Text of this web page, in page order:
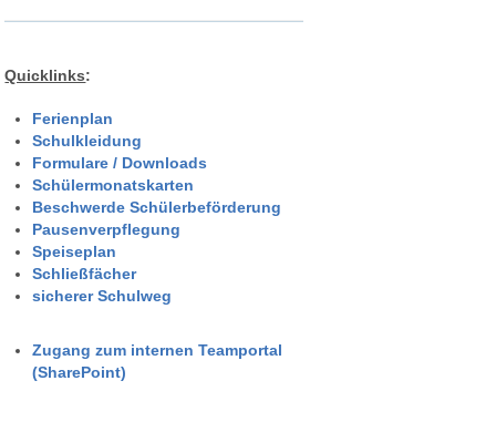
Quicklinks:
Ferienplan
Schulkleidung
Formulare / Downloads
Schülermonatskarten
Beschwerde Schülerbeförderung
Pausenverpflegung
Speiseplan
Schließfächer
sicherer Schulweg
Zugang zum internen Teamportal
(SharePoint)